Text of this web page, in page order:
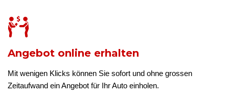
Angebot online erhalten
Mit wenigen Klicks können Sie sofort und ohne grossen
Zeitaufwand ein Angebot für Ihr Auto einholen.